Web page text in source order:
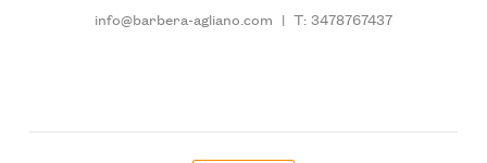
info@barbera-agliano.com | T: 3478767437